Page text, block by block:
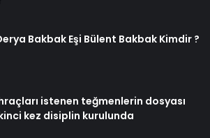
Bakbak Eşi Bülent Bakbak Kimdir ?
istenen teğmenlerin dosyası
kez disiplin kurulunda